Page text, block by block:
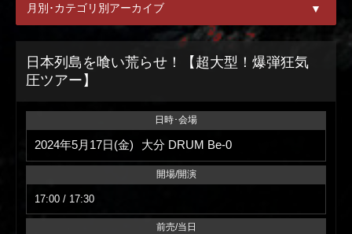
月別･カテゴリ別アーカイブ ▼
ALL
08月
09月
日本列島を喰い荒らせ！【超大型！爆弾狂気
圧ツアー】
日時･会場
2024年5月17日(金) 大分 DRUM Be-0
開場/開演
17:00 / 17:30
前売/当日